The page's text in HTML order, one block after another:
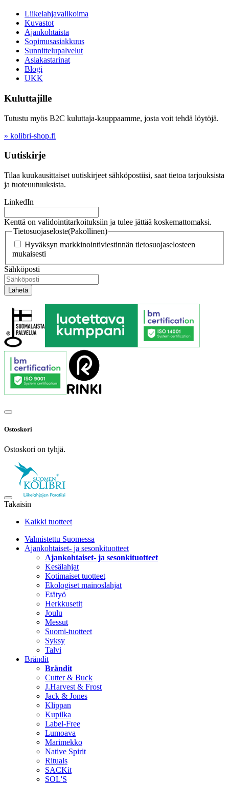
Liikelahjavalikoima
Kuvastot
Ajankohtaista
Sopimusasiakkuus
Sunnittelupalvelut
Asiakastarinat
Blogi
UKK
Kuluttajille
Tutustu myös B2C kuluttaja-kauppaamme, josta voit tehdä löytöjä.
» kolibri-shop.fi
Uutiskirje
Tilaa kuukausittaiset uutiskirjeet sähköpostiisi, saat tietoa tarjouksista
ja tuoteuutuuksista.
LinkedIn
Kenttä on validointitarkoituksiin ja tulee jättää koskemattomaksi.
Tietosuojaseloste(Pakollinen)
Hyväksyn markkinointiviestinnän tietosuojaselosteen
mukaisesti
Sähköposti
Ostoskori
Ostoskori on tyhjä.
Takaisin
Kaikki tuotteet
Valmistettu Suomessa
Ajankohtaiset- ja sesonkituotteet
Ajankohtaiset- ja sesonkituotteet
Kesälahjat
Kotimaiset tuotteet
Ekologiset mainoslahjat
Etätyö
Herkkusetit
Joulu
Messut
Suomi-tuotteet
Syksy
Talvi
Brändit
Brändit
Cutter & Buck
J.Harvest & Frost
Jack & Jones
Klippan
Kupilka
Label-Free
Lumoava
Marimekko
Native Spirit
Rituals
SACKit
SOL'S